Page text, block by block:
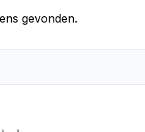
gevonden.